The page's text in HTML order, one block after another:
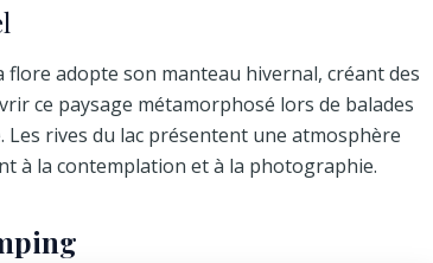
flore adopte son manteau hivernal, créant des
ce paysage métamorphosé lors de balades
rives du lac présentent une atmosphère
à la contemplation et à la photographie.